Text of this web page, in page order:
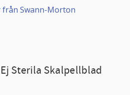
Swann-Morton
Sterila Skalpellblad